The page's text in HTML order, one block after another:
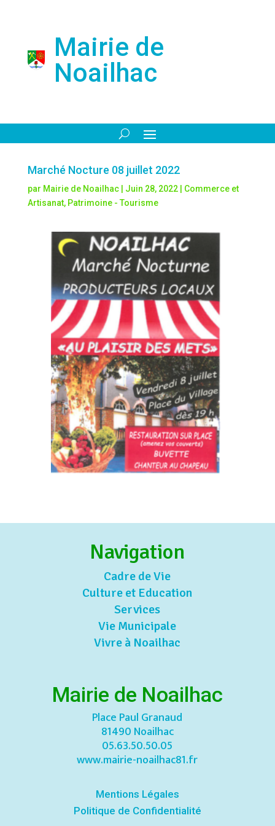
Mairie de
Noailhac
Marché Nocture 08 juillet 2022
par Mairie de Noailhac| Juin 28, 2022| Commerce et
Artisanat, Patrimoine - Tourisme
Navigation
Cadre de Vie
Culture et Education
Services
Vie Municipale
Vivre à Noailhac
Mairie de Noailhac
Place Paul Granaud
81490 Noailhac
05.63.50.50.05
www.mairie-noailhac81.fr
Mentions Légales
Politique de Confidentialité